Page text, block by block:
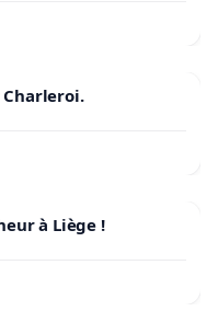
Charleroi.
à Liège !